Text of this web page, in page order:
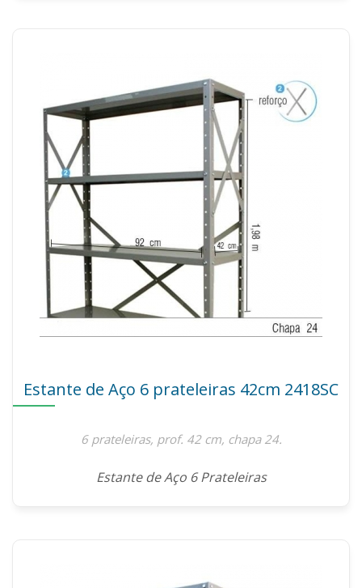
Estante de Aço 6 prateleiras 42cm 2418SC
6 prateleiras, prof. 42 cm, chapa 24.
Estante de Aço 6 Prateleiras